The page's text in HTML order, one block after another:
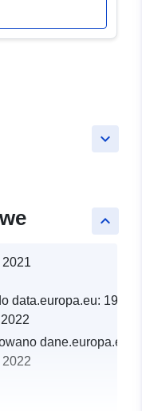
keyboard_arrow_down
keyboard_arrow_up
2021
data.europa.eu: 19
dane.europa.eu: